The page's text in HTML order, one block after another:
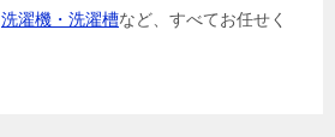
洗濯機・洗濯槽など、すべてお任せく